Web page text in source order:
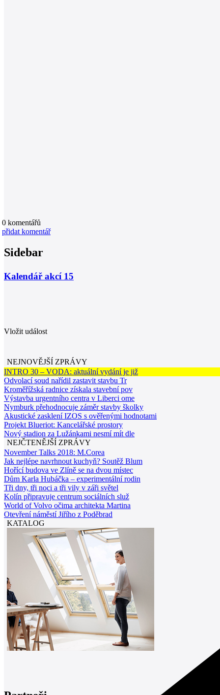
0 komentářů
přidat komentář
Sidebar
Kalendář akcí 15
Vložit událost
NEJNOVĚJŠÍ ZPRÁVY
INTRO 30 – VODA: aktuální vydání je již
Odvolací soud nařídil zastavit stavbu Tr
Kroměřížská radnice získala stavební pov
Výstavba urgentního centra v Liberci ome
Nymburk přehodnocuje záměr stavby školky
Akustické zasklení IZOS s ověřenými hodnotami
Projekt Blueriot: Kancelářské prostory
Nový stadion za Lužánkami nesmí mít dle
NEJČTENĚJŠÍ ZPRÁVY
November Talks 2018: M.Corea
Jak nejlépe navrhnout kuchyň? Soutěž Blum
Hořící budova ve Zlíně se na dvou místec
Dům Karla Hubáčka – experimentální rodin
Tři dny, tři noci a tři vily v záři světel
Kolín připravuje centrum sociálních služ
World of Volvo očima architekta Martina
Otevření náměstí Jiřího z Poděbrad
KATALOG